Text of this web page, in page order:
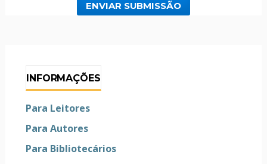
ENVIAR SUBMISSÃO
INFORMAÇÕES
Para Leitores
Para Autores
Para Bibliotecários